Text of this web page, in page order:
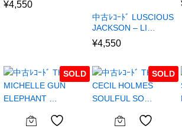
¥4,550
中古ﾚｺｰﾄﾞ LUSCIOUS
JACKSON – LI…
¥4,550
SOLD SOLD